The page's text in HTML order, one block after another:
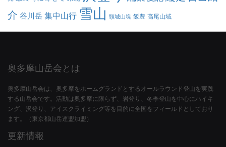
介 谷川岳集中山行 雪山 頸城山塊 飯豊 高尾山域
奥多摩山岳会とは
奥多摩山岳会は、奥多摩をホームグランドとするオールラウンド登山を実践
する山岳会です。活動は奥多摩に限らず、岩登り、冬季登山を中心にハイキ
ング、沢登り、アイスクライミング等を目的に全国をフィールドとしており
ます。（東京都山岳連盟加盟）
更新情報